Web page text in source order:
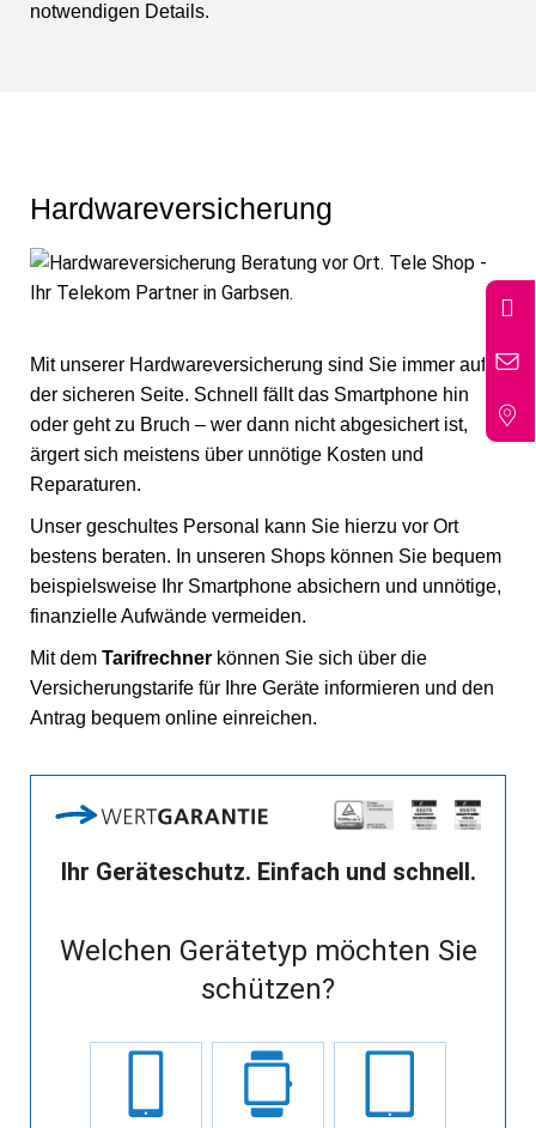
notwendigen Details.
Hardwareversicherung
Mit unserer Hardwareversicherung sind Sie immer auf
der sicheren Seite. Schnell fällt das Smartphone hin
oder geht zu Bruch – wer dann nicht abgesichert ist,
ärgert sich meistens über unnötige Kosten und
Reparaturen.
Unser geschultes Personal kann Sie hierzu vor Ort
bestens beraten. In unseren Shops können Sie bequem
beispielsweise Ihr Smartphone absichern und unnötige,
finanzielle Aufwände vermeiden.
Mit dem Tarifrechner können Sie sich über die
Versicherungstarife für Ihre Geräte informieren und den
Antrag bequem online einreichen.
Ihr Geräteschutz. Einfach und schnell.
Welchen Gerätetyp möchten Sie
schützen?